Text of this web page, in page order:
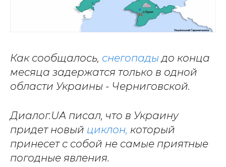
Как сообщалось, снегопадыдо конца
месяца задержатся только в одной
области Украины - Черниговской.
Диалог.UA писал, что в Украину
придет новый циклон, который
принесет с собой не самые приятные
погодные явления.